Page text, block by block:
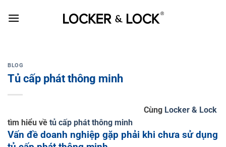
BLOG
Tủ cấp phát thông minh
Cùng Locker & Lock
tìm hiểu về tủ cấp phát thông minh
Vấn đề doanh nghiệp gặp phải khi chưa sử dụng